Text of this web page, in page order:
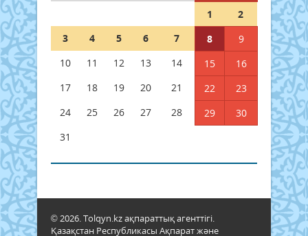
1
2
3
4 5 6 7 8
9
10
11 12 13 14 15
16
17
18 19 20 21 22
23
24
25 26 27 28 29
30
31
© 2026. Tolqyn.kz ақпараттық агенттігі.
Қазақстан Республикасы Ақпарат және